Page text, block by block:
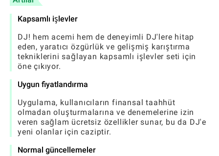
Kapsamlı işlevler
DJ! hem acemi hem de deneyimli DJ'lere hitap
eden, yaratıcı özgürlük ve gelişmiş karıştırma
tekniklerini sağlayan kapsamlı işlevler seti için
öne çıkıyor.
Uygun fiyatlandırma
Uygulama, kullanıcıların finansal taahhüt
olmadan oluşturmalarına ve denemelerine izin
veren sağlam ücretsiz özellikler sunar, bu da DJ'e
yeni olanlar için caziptir.
Normal güncellemeler